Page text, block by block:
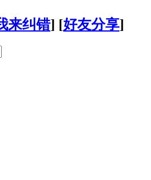
来纠错] [好友分享]